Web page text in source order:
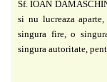
Sf. IOAN
si nu lucreaza
singura fire, o
singura autoritate,